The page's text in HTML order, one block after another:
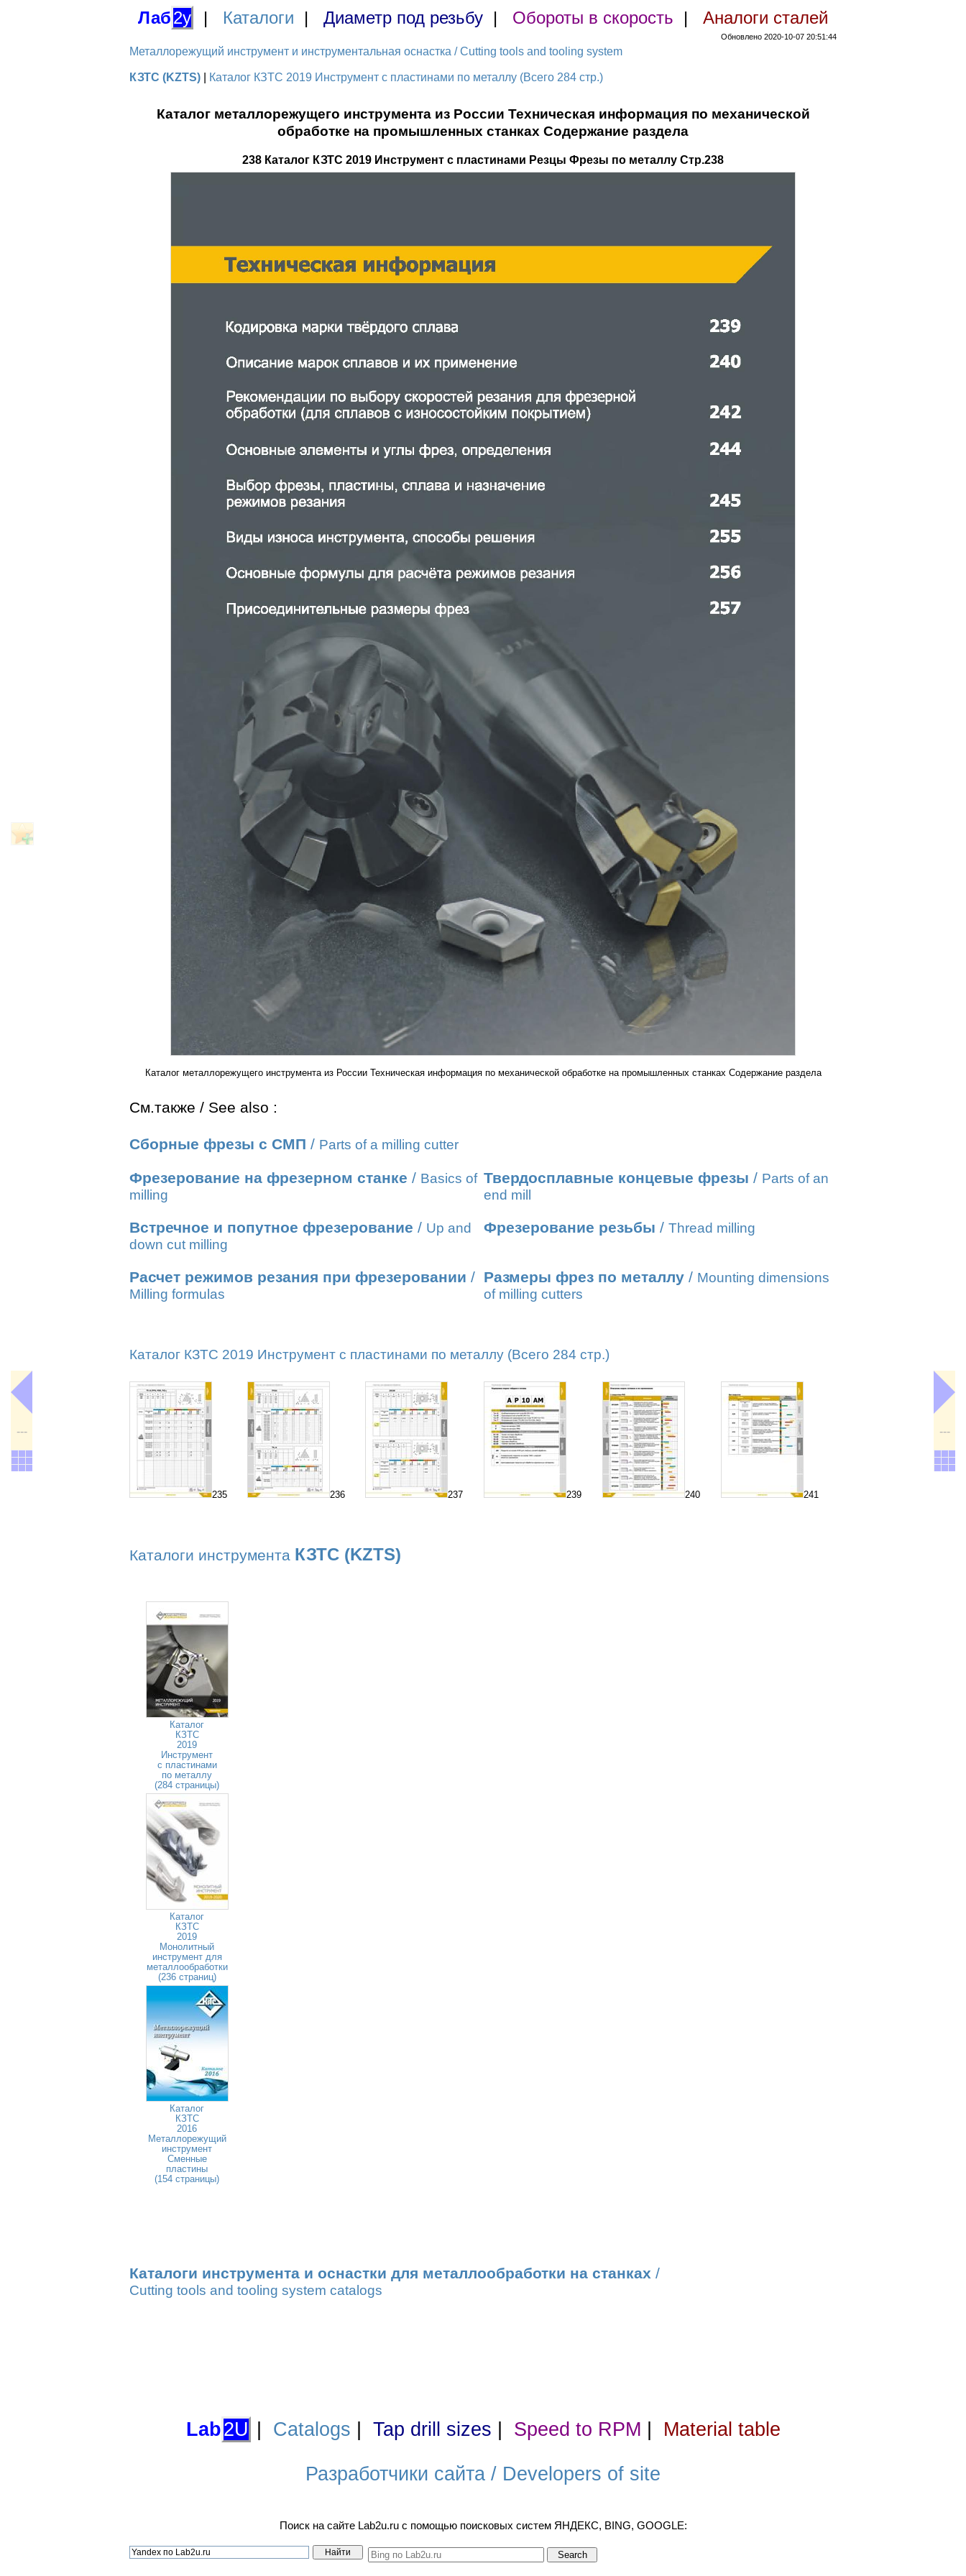
Лаб2у | Каталоги | Диаметр под резьбу | Обороты в скорость | Аналоги сталей
Обновлено 2020-10-07 20:51:44
Металлорежущий инструмент и инструментальная оснастка / Cutting tools and tooling system
КЗТС (KZTS) Каталог КЗТС 2019 Инструмент с пластинами по металлу (Всего 284 стр.)
Каталог металлорежущего инструмента из России Техническая информация по механической
обработке на промышленных станках Содержание раздела
238 Каталог КЗТС 2019 Инструмент с пластинами Резцы Фрезы по металлу Стр.238
Каталог металлорежущего инструмента из России Техническая информация по механической обработке на промышленных станках Содержание раздела
См.также / See also :
Сборные фрезы с СМП / Parts of a milling cutter
Фрезерование на фрезерном станке / Basics of
milling
Твердосплавные концевые фрезы / Parts of an
end mill
Встречное и попутное фрезерование / Up and
down cut milling
Фрезерование резьбы / Thread milling
Расчет режимов резания при фрезеровании /
Milling formulas
Размеры фрез по металлу / Mounting dimensions
of milling cutters
Каталог КЗТС 2019 Инструмент с пластинами по металлу (Всего 284 стр.)
235 236 237 239 240 241
Каталоги инструмента КЗТС (KZTS)
Каталог
КЗТС
2019
Инструмент
с пластинами
по металлу
(284 страницы)
Каталог
КЗТС
2019
Монолитный
инструмент для
металлообработки
(236 страниц)
Каталог
КЗТС
2016
Металлорежущий
инструмент
Сменные
пластины
(154 страницы)
Каталоги инструмента и оснастки для металлообработки на станках /
Cutting tools and tooling system catalogs
--- ---
Lab2U Catalogs Tap drill sizes Speed to RPM Material table
Разработчики сайта / Developers of site
Поиск на сайте Lab2u.ru с помощью поисковых систем ЯНДЕКС, BING, GOOGLE: